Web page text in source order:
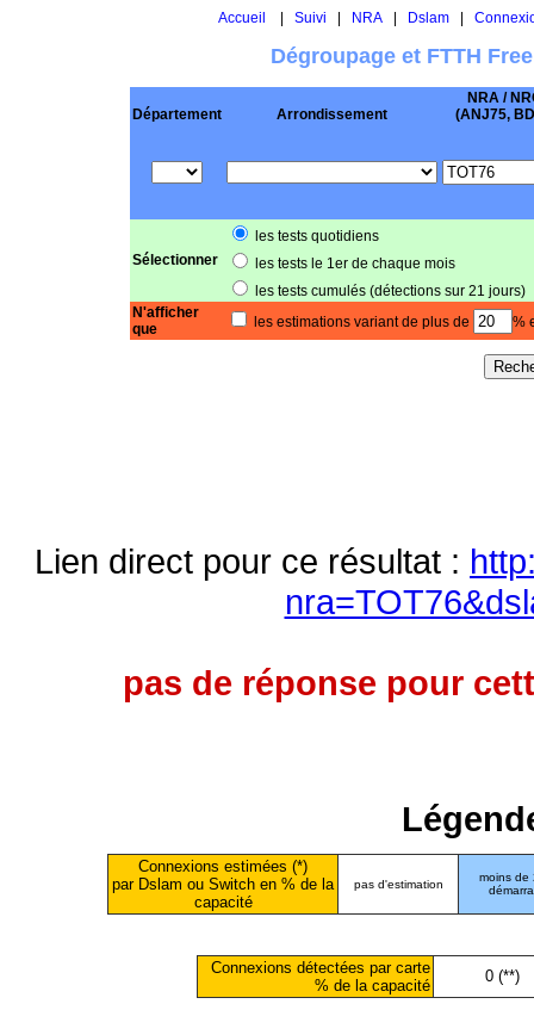
Accueil Suivi NRA| Dslam|
Dégroupage et FTTH
Département Arrondissement
NRA /
(ANJ75,
Sélectionner
les tests quotidiens
les tests le 1er de chaque mois
les tests cumulés (détections sur 21 jours)
N'afficher
que
les estimations variant de plus de %
Lien direct pour ce résultat :
pas de réponse pour
Connexions estimées (*)
par Dslam ou Switch en % de la
capacité
pas d'estimation
moins de
Connexions détectées par carte
% de la capacité
0 (**)